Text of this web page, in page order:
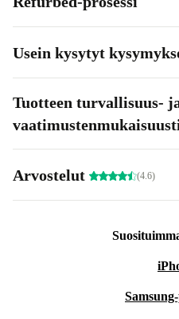
Usein kysytyt
Tuotteen turvallisuus-
Arvostelut (4.6)